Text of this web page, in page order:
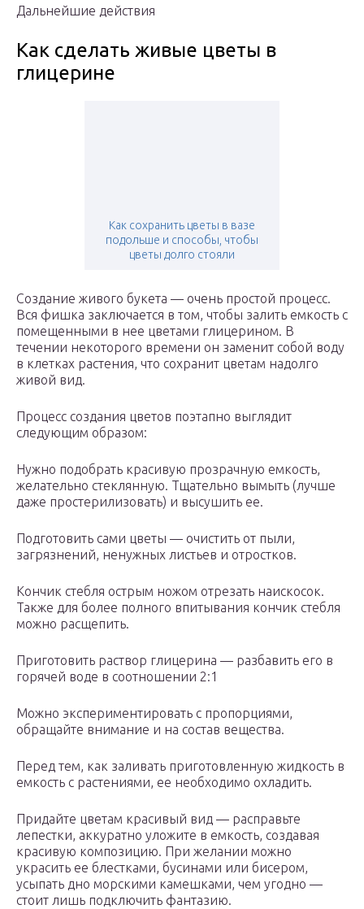
Дальнейшие действия
Как сделать живые цветы в
глицерине
Как сохранить цветы в вазе
подольше и способы, чтобы
цветы долго стояли
Создание живого букета — очень простой процесс.
Вся фишка заключается в том, чтобы залить емкость с
помещенными в нее цветами глицерином. В
течении некоторого времени он заменит собой воду
в клетках растения, что сохранит цветам надолго
живой вид.
Процесс создания цветов поэтапно выглядит
следующим образом:
Нужно подобрать красивую прозрачную емкость,
желательно стеклянную. Тщательно вымыть (лучше
даже простерилизовать) и высушить ее.
Подготовить сами цветы — очистить от пыли,
загрязнений, ненужных листьев и отростков.
Кончик стебля острым ножом отрезать наискосок.
Также для более полного впитывания кончик стебля
можно расщепить.
Приготовить раствор глицерина — разбавить его в
горячей воде в соотношении 2:1
Можно экспериментировать с пропорциями,
обращайте внимание и на состав вещества.
Перед тем, как заливать приготовленную жидкость в
емкость с растениями, ее необходимо охладить.
Придайте цветам красивый вид — расправьте
лепестки, аккуратно уложите в емкость, создавая
красивую композицию. При желании можно
украсить ее блестками, бусинами или бисером,
усыпать дно морскими камешками, чем угодно —
стоит лишь подключить фантазию.